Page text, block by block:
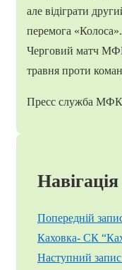
але відіграти
перемога «Колоса».
Черговий матч
травня проти
Пресс служба МФК
Попередній
Каховка- СК
Наступний запис